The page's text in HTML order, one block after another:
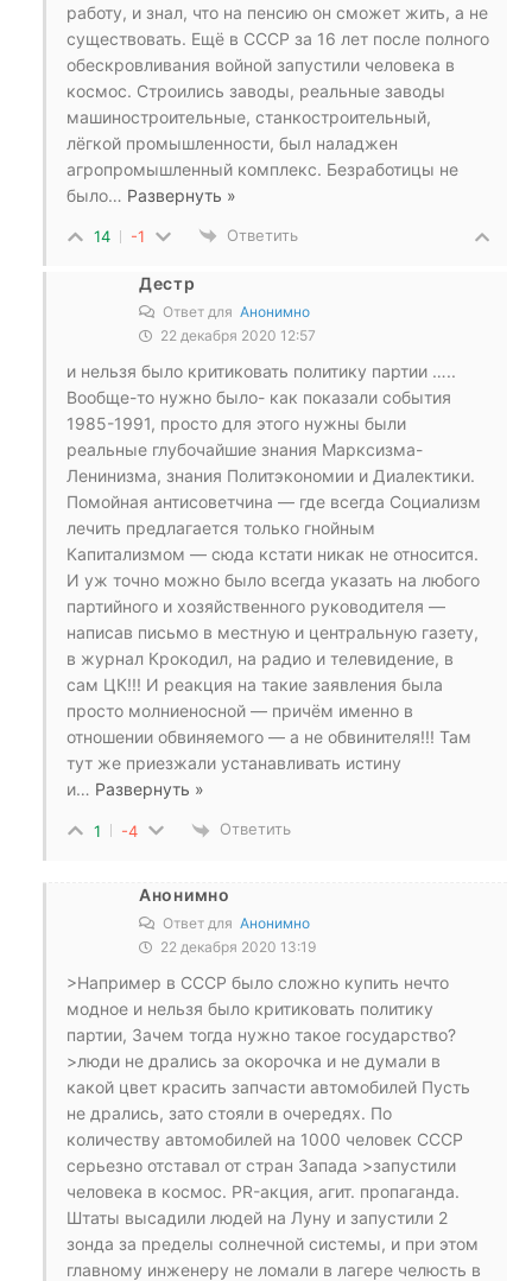
работу, и знал, что на пенсию он сможет жить, а не
существовать. Ещё в СССР за 16 лет после полного
обескровливания войной запустили человека в
космос. Строились заводы, реальные заводы
машиностроительные, станкостроительный,
лёгкой промышленности, был наладжен
агропромышленный комплекс. Безработицы не
было… Развернуть »
14 -1 Ответить
Дестр
Ответ для Анонимно
22 декабря 2020 12:57
и нельзя было критиковать политику партии …..
Вообще-то нужно было- как показали события
1985-1991, просто для этого нужны были
реальные глубочайшие знания Марксизма-
Ленинизма, знания Политэкономии и Диалектики.
Помойная антисоветчина — где всегда Социализм
лечить предлагается только гнойным
Капитализмом — сюда кстати никак не относится.
И уж точно можно было всегда указать на любого
партийного и хозяйственного руководителя —
написав письмо в местную и центральную газету,
в журнал Крокодил, на радио и телевидение, в
сам ЦК!!! И реакция на такие заявления была
просто молниеносной — причём именно в
отношении обвиняемого — а не обвинителя!!! Там
тут же приезжали устанавливать истину
и… Развернуть »
1 -4 Ответить
Анонимно
Ответ для Анонимно
22 декабря 2020 13:19
>Например в СССР было сложно купить нечто
модное и нельзя было критиковать политику
партии, Зачем тогда нужно такое государство?
>люди не дрались за окорочка и не думали в
какой цвет красить запчасти автомобилей Пусть
не дрались, зато стояли в очередях. По
количеству автомобилей на 1000 человек СССР
серьезно отставал от стран Запада >запустили
человека в космос. PR-акция, агит. пропаганда.
Штаты высадили людей на Луну и запустили 2
зонда за пределы солнечной системы, и при этом
главному инженеру не ломали в лагере челюсть в